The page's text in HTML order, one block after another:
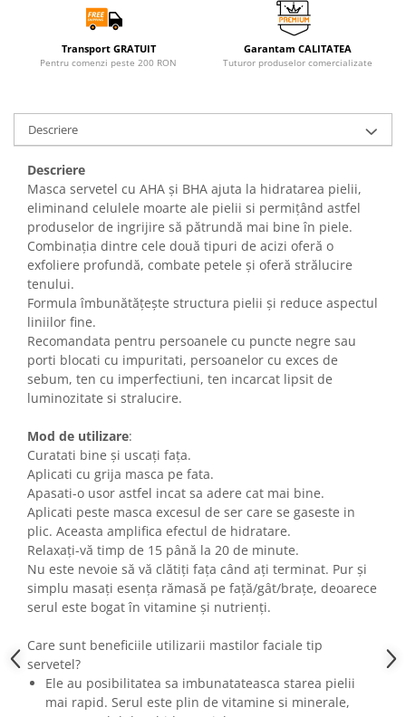
Transport GRATUIT
Pentru comenzi peste 200 RON
Garantam CALITATEA
Tuturor produselor comercializate
Descriere
Descriere
Masca servetel cu AHA și BHA ajuta la hidratarea pielii,
eliminand celulele moarte ale pielii si permițând astfel
produselor de ingrijire să pătrundă mai bine în piele.
Combinația dintre cele două tipuri de acizi oferă o
exfoliere profundă, combate petele și oferă strălucire
tenului.
Formula îmbunătățește structura pielii și reduce aspectul
liniilor fine.
Recomandata pentru persoanele cu puncte negre sau
porti blocati cu impuritati, persoanelor cu exces de
sebum, ten cu imperfectiuni, ten incarcat lipsit de
luminozitate si stralucire.
Mod de utilizare:
Curatati bine și uscați fața.
Aplicati cu grija masca pe fata.
Apasati-o usor astfel incat sa adere cat mai bine.
Aplicati peste masca excesul de ser care se gaseste in
plic. Aceasta amplifica efectul de hidratare.
Relaxați-vă timp de 15 până la 20 de minute.
Nu este nevoie să vă clătiți fața când ați terminat. Pur și
simplu masați esența rămasă pe față/gât/brațe, deoarece
serul este bogat în vitamine și nutrienți.
Care sunt beneficiile utilizarii mastilor faciale tip
servetel?
Ele au posibilitatea sa imbunatateasca starea pielii
mai rapid. Serul este plin de vitamine si minerale,